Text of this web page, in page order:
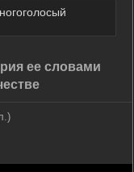
ее словами